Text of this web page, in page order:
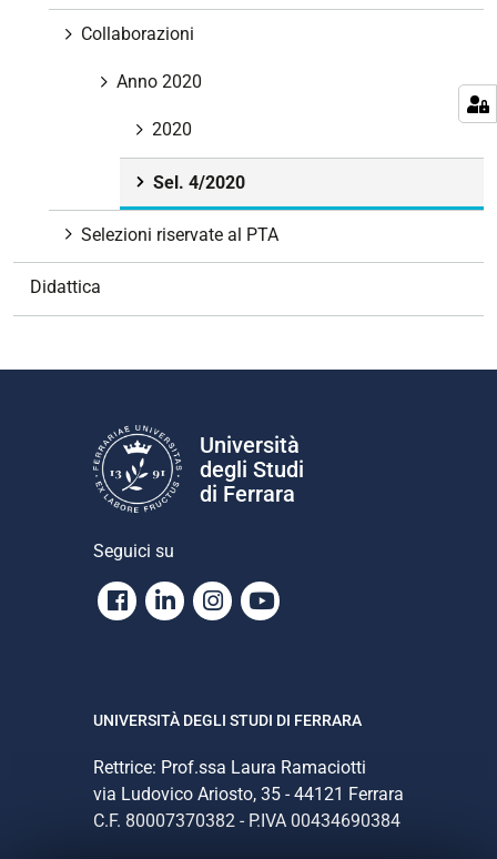
Collaborazioni
Anno 2020
2020
Sel. 4/2020
Selezioni riservate al PTA
Didattica
Università
degli Studi
di Ferrara
Seguici su
Facebook
LinkedinInstagram
Youtube
UNIVERSITÀ DEGLI STUDI DI FERRARA
Rettrice: Prof.ssa Laura Ramaciotti
via Ludovico Ariosto, 35 - 44121 Ferrara
C.F. 80007370382 - P.IVA 00434690384